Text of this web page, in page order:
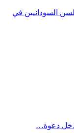
السودانيين في
دعوة…